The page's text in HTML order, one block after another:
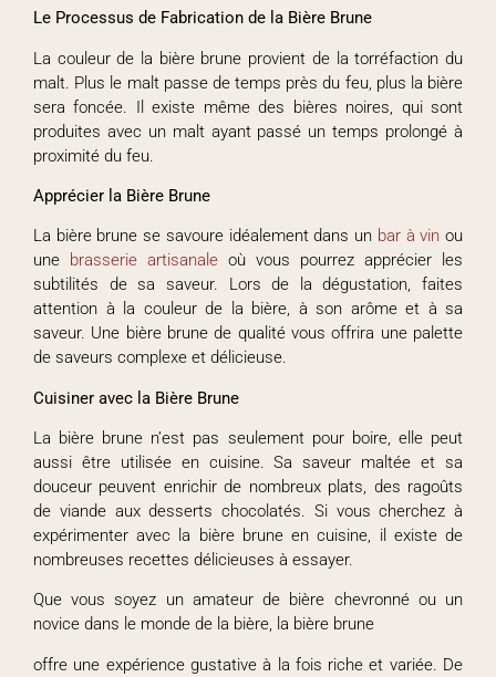
Le Processus de Fabrication de la Bière Brune
La couleur de la bière brune provient de la torréfaction du
malt. Plus le malt passe de temps près du feu, plus la bière
sera foncée. Il existe même des bières noires, qui sont
produites avec un malt ayant passé un temps prolongé à
proximité du feu.
Apprécier la Bière Brune
La bière brune se savoure idéalement dans un bar à vin ou
une brasserie artisanale où vous pourrez apprécier les
subtilités de sa saveur. Lors de la dégustation, faites
attention à la couleur de la bière, à son arôme et à sa
saveur. Une bière brune de qualité vous offrira une palette
de saveurs complexe et délicieuse.
Cuisiner avec la Bière Brune
La bière brune n’est pas seulement pour boire, elle peut
aussi être utilisée en cuisine. Sa saveur maltée et sa
douceur peuvent enrichir de nombreux plats, des ragoûts
de viande aux desserts chocolatés. Si vous cherchez à
expérimenter avec la bière brune en cuisine, il existe de
nombreuses recettes délicieuses à essayer.
Que vous soyez un amateur de bière chevronné ou un
novice dans le monde de la bière, la bière brune
offre une expérience gustative à la fois riche et variée. De